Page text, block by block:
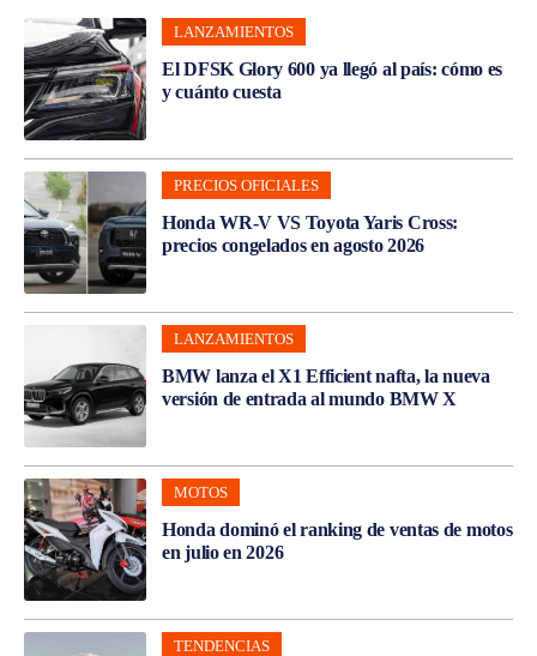
LANZAMIENTOS
El DFSK Glory 600 ya llegó al país: cómo es
y cuánto cuesta
PRECIOS OFICIALES
Honda WR-V VS Toyota Yaris Cross:
precios congelados en agosto 2026
LANZAMIENTOS
BMW lanza el X1 Efficient nafta, la nueva
versión de entrada al mundo BMW X
MOTOS
Honda dominó el ranking de ventas de motos
en julio en 2026
TENDENCIAS